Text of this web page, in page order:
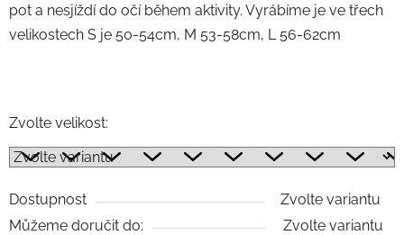
pot a nesjíždí do očí během aktivity. Vyrábíme je ve třech
velikostech S je 50-54cm, M 53-58cm, L 56-62cm
Zvolte velikost:
Dostupnost
Zvolte variantu
Můžeme doručit do:
Zvolte variantu